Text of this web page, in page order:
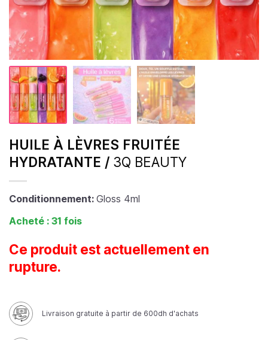
HUILE À LÈVRES FRUITÉE
HYDRATANTE / 3Q BEAUTY
Conditionnement: Gloss 4ml
Acheté : 31 fois
Ce produit est actuellement en
rupture.
Livraison gratuite à partir de 600dh d'achats